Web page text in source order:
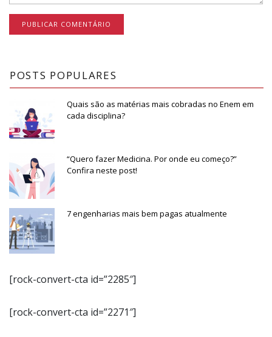
POSTS POPULARES
Quais são as matérias mais cobradas no Enem em
cada disciplina?
“Quero fazer Medicina. Por onde eu começo?”
Confira neste post!
7 engenharias mais bem pagas atualmente
[rock-convert-cta id=”2285″]
[rock-convert-cta id=”2271″]